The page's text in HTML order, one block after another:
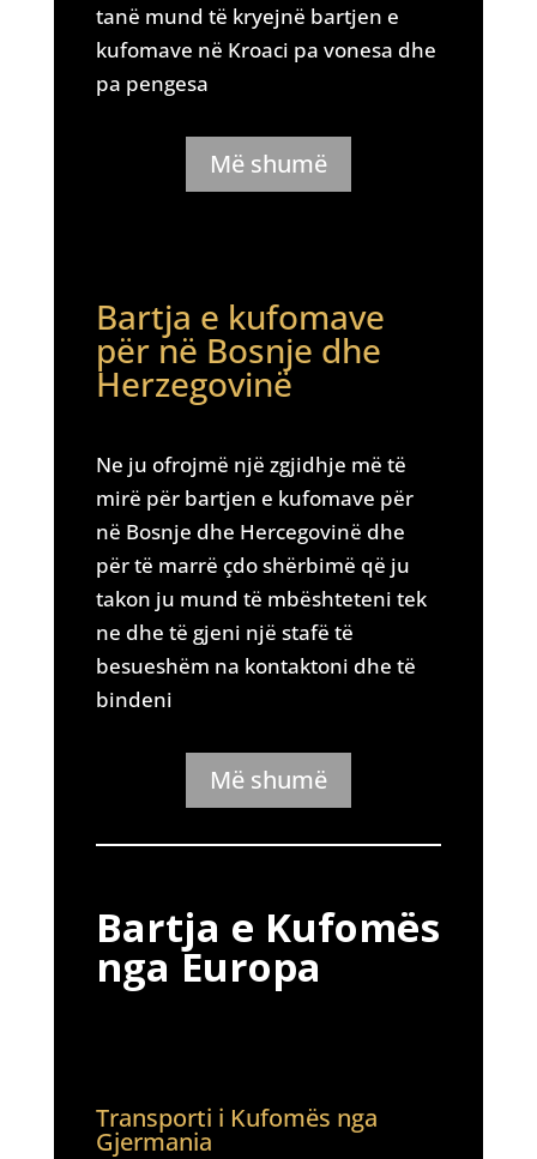
tanë mund të kryejnë bartjen e
kufomave në Kroaci pa vonesa dhe
pa pengesa
Më shumë
Bartja e kufomave
për në Bosnje dhe
Herzegovinë
Ne ju ofrojmë një zgjidhje më të
mirë për bartjen e kufomave për
në Bosnje dhe Hercegovinë dhe
për të marrë çdo shërbimë që ju
takon ju mund të mbështeteni tek
ne dhe të gjeni një stafë të
besueshëm na kontaktoni dhe të
bindeni
Më shumë
Bartja e Kufomës
nga Europa
Transporti i Kufomës nga
Gjermania